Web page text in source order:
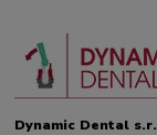
Dynamic Dental